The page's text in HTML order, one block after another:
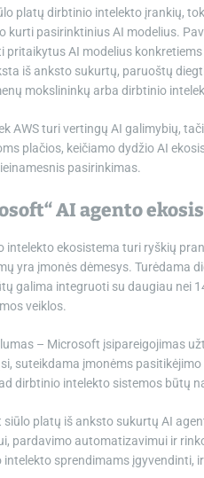
platų dirbtinio intelekto įrankių,
kurti pasirinktinius AI modelius.
pritaikytus AI modelius
iš anksto sukurtų, paruoštų
mokslininkų arba dirbtinio
AWS turi vertingų AI galimybių,
plačios, keičiamo dydžio AI
pasirinkimas.
AI agento
intelekto ekosistema turi ryškių
yra įmonės dėmesys. Turėdama
galima integruoti su daugiau nei
veiklos.
– Microsoft įsipareigojimas
suteikdama įmonėms
dirbtinio intelekto sistemos būtų
siūlo platų iš anksto sukurtų AI
pardavimo automatizavimui ir
sprendimams įgyvendinti,